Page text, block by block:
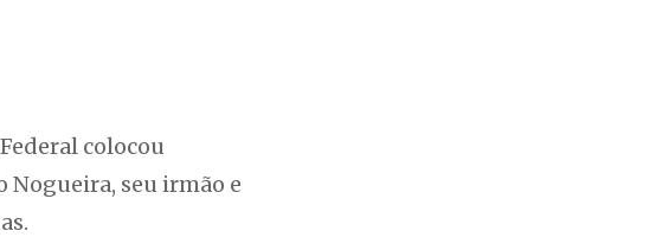
colocou
Nogueira, seu irmão e